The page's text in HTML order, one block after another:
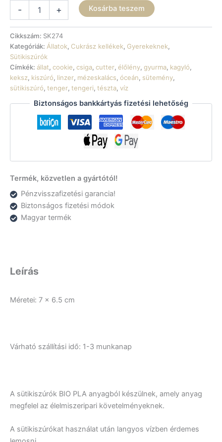
-
kagyló
mennyiség
+ Kosárba teszem
Cikkszám: SK274
Kategóriák: Állatok, Cukrász kellékek, Gyerekeknek,
Sütikiszúrók
Címkék: állat, cookie, csiga, cutter, élőlény, gyurma, kagyló,
keksz, kiszúró, linzer, mézeskalács, óceán, sütemény,
sütikiszúró, tenger, tengeri, tészta, víz
Biztonságos bankkártyás fizetési lehetőség
Termék, közvetlen a gyártótól!
Pénzvisszafizetési garancia!
Biztonságos fizetési módok
Magyar termék
Leírás
Méretei: 7 x 6.5 cm
Várható szállítási idő: 1-3 munkanap
A sütikiszúrók BIO PLA anyagból készülnek, amely anyag
megfelel az élelmiszeripari követelményeknek.
A sütikiszúrókat használat után langyos vízben érdemes